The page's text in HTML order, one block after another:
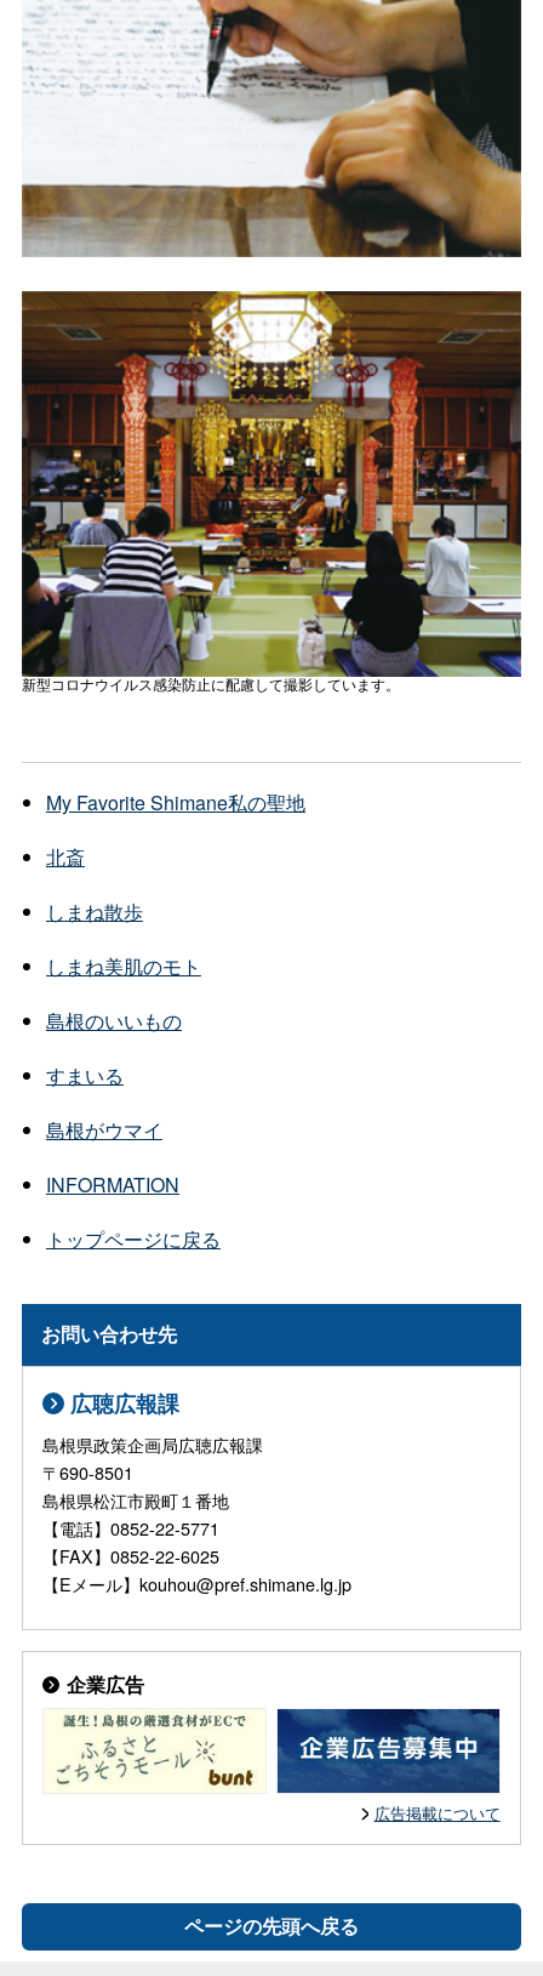
新型コロナウイルス感染防止に配慮して撮影しています。
My Favorite Shimane私の聖地
北斎
しまね散歩
しまね美肌のモト
島根のいいもの
すまいる
島根がウマイ
INFORMATION
トップページに戻る
お問い合わせ先
広聴広報課
島根県政策企画局広聴広報課
〒690-8501
島根県松江市殿町１番地
【電話】0852-22-5771
【FAX】0852-22-6025
【Eメール】kouhou@pref.shimane.lg.jp
企業広告
広告掲載について
ページの先頭へ戻る